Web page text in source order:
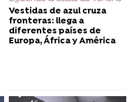
Vestidas de azul cruza
fronteras: llega a
diferentes países de
Europa, África y América